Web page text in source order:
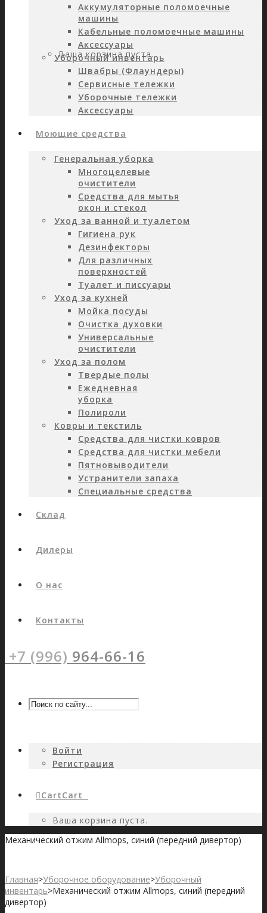
Ваша корзина пуста.
Аккумуляторные поломоечные
машины
Кабельные поломоечные машины
Аксессуары
Уборочный инвентарь
Швабры (Флаундеры)
Сервисные тележки
Уборочные тележки
Аксессуары
Моющие средства
Генеральная уборка
Многоцелевые
очистители
Средства для мытья
окон и стекол
Уход за ванной и туалетом
Гигиена рук
Дезинфекторы
Для различных
поверхностей
Туалет и писсуары
Уход за кухней
Мойка посуды
Очистка духовки
Универсальные
очистители
Уход за полом
Твердые полы
Ежедневная
уборка
Полироли
Ковры и текстиль
Средства для чистки ковров
Средства для чистки мебели
Пятновыводители
Устранители запаха
Специальные средства
Склад
Дилеры
О нас
Контакты
+7 (996) 964-66-16
Войти
Регистрация
CartCart
Ваша корзина пуста.
Механический отжим Allmops, синий (передний дивертор)
Главная>Уборочное оборудование>Уборочный
инвентарь>Механический отжим Allmops, синий (передний
дивертор)